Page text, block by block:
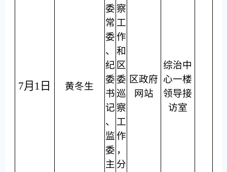
7月1日 黄冬生
委
常
委
、
纪
委
书
记
、
监
委
主
察
工
作
和
区
委
巡
察
工
作
，
分
区政府
网站
综治中
心一楼
领导接
访室